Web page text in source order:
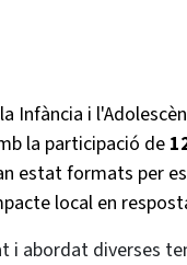
Infància i
la participació de
estat formats per
local en
i abordat diverses